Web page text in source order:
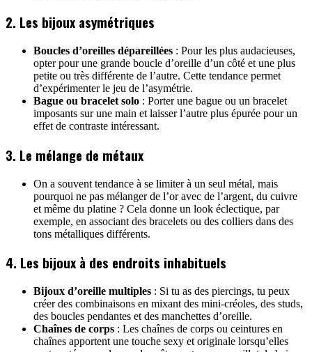
2. Les bijoux asymétriques
Boucles d’oreilles dépareillées : Pour les plus audacieuses,
opter pour une grande boucle d’oreille d’un côté et une plus
petite ou très différente de l’autre. Cette tendance permet
d’expérimenter le jeu de l’asymétrie.
Bague ou bracelet solo : Porter une bague ou un bracelet
imposants sur une main et laisser l’autre plus épurée pour un
effet de contraste intéressant.
3. Le mélange de métaux
On a souvent tendance à se limiter à un seul métal, mais
pourquoi ne pas mélanger de l’or avec de l’argent, du cuivre
et même du platine ? Cela donne un look éclectique, par
exemple, en associant des bracelets ou des colliers dans des
tons métalliques différents.
4. Les bijoux à des endroits inhabituels
Bijoux d’oreille multiples : Si tu as des piercings, tu peux
créer des combinaisons en mixant des mini-créoles, des studs,
des boucles pendantes et des manchettes d’oreille.
Chaînes de corps : Les chaînes de corps ou ceintures en
chaînes apportent une touche sexy et originale lorsqu’elles